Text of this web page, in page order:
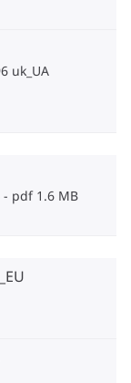
uk_UA
pdf 1.6 MB